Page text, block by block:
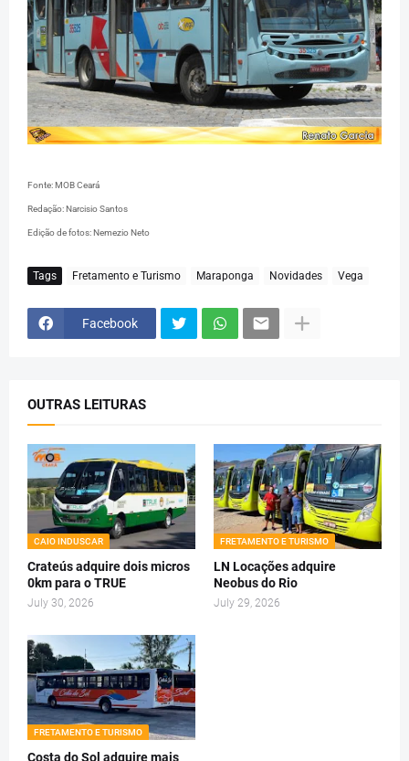
Fonte: MOB Ceará
Redação: Narcisio Santos
Edição de fotos: Nemezio Neto
Tags Fretamento e Turismo Maraponga Novidades Vega
Facebook
OUTRAS LEITURAS
CAIO INDUSCAR
Crateús adquire dois micros
0km para o TRUE
July 30, 2026
FRETAMENTO E TURISMO
LN Locações adquire
Neobus do Rio
July 29, 2026
FRETAMENTO E TURISMO
Costa do Sol adquire mais